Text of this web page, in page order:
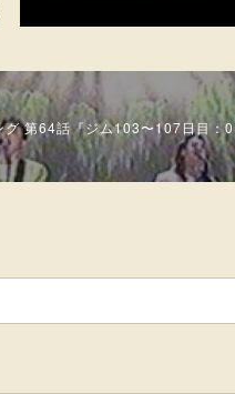
グ 第64話『ジム103〜107日目：